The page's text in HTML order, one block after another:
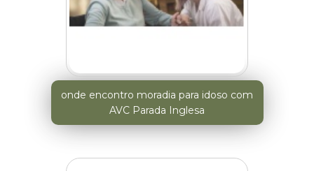
onde encontro moradia para idoso com
AVC Parada Inglesa